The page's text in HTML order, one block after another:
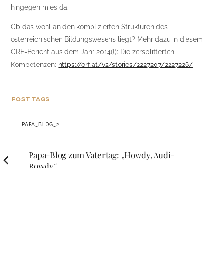
hingegen mies da.
Ob das wohl an den komplizierten Strukturen des
österreichischen Bildungswesens liegt? Mehr dazu in diesem
ORF-Bericht aus dem Jahr 2014(!): Die zersplitterten
Kompetenzen: https://orf.at/v2/stories/2227207/2227226/
POST TAGS
PAPA_BLOG_2
Posts
navigation
Papa-Blog zum Vatertag: „Howdy, Audi-
Rowdy“